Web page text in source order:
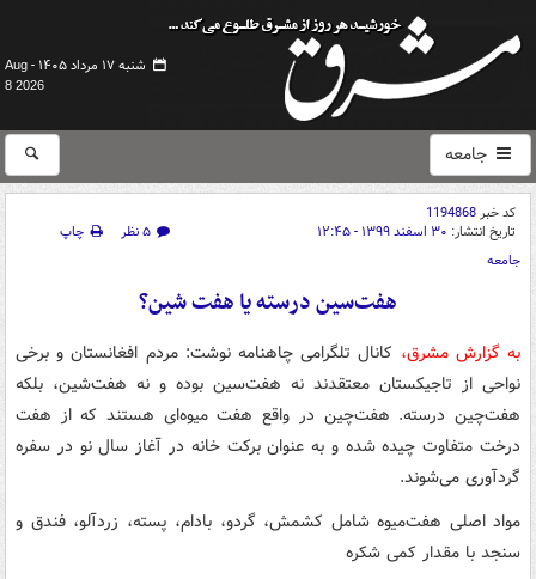
شنبه ۱۷ مرداد ۱۴۰۵ -
Aug
8 2026
جامعه
کد خبر1194868
تاریخ انتشار: ۳۰ اسفند ۱۳۹۹ - ۱۲:۴۵ ۵ نظر
چاپ
جامعه
هفت‌سین درسته یا هفت شین؟
به گزارش مشرق، کانال تلگرامی چاهنامه نوشت: مردم افغانستان و برخی
نواحی از تاجیکستان معتقدند نه هفت‌سین بوده و نه هفت‌شین، بلکه
هفت‌چین درسته. هفت‌چین در واقع هفت میوه‌ای هستند که از هفت
درخت متفاوت چیده شده و به عنوان برکت خانه در آغاز سال نو در سفره
گردآوری می‌شوند.
مواد اصلی هفت‌میوه شامل کشمش، گردو، بادام، پسته، زردآلو، فندق و
سنجد با مقدار کمی شکره